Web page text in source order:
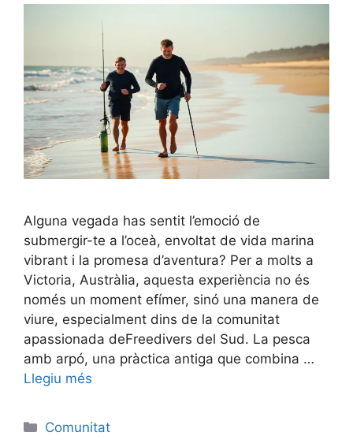
Alguna vegada has sentit l’emoció de
submergir-te a l’oceà, envoltat de vida marina
vibrant i la promesa d’aventura? Per a molts a
Victoria, Austràlia, aquesta experiència no és
només un moment efímer, sinó una manera de
viure, especialment dins de la comunitat
apassionada deFreedivers del Sud. La pesca
amb arpó, una pràctica antiga que combina …
Llegiu més
Categories
Comunitat